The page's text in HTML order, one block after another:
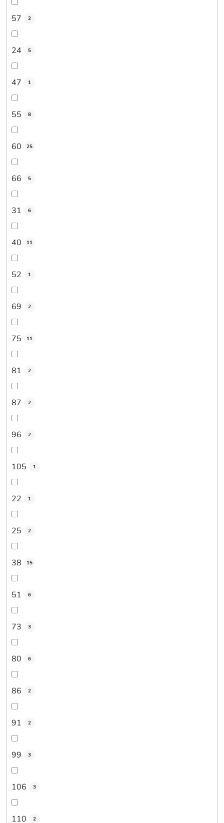
57 2
24 5
47 1
55 8
60 25
66 5
31 6
40 11
52 1
69 2
75 11
81 2
87 2
96 2
105 1
22 1
25 2
38 15
51 6
73 3
80 6
86 2
91 2
99 3
106 3
110 2